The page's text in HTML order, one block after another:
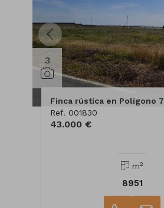
3
Finca rústica en Polígono 7
Ref. 001830
43.000 €
m2
8951